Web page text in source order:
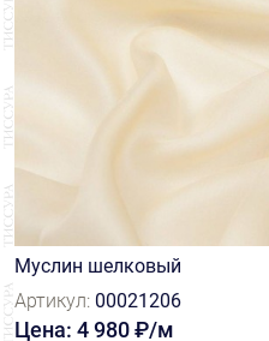
Муслин шелковый
Артикул: 00021206
Цена: 4 980 ₽/м